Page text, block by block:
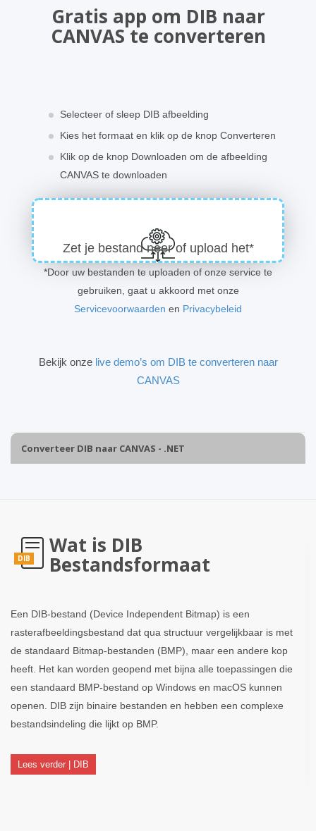
Gratis app om DIB naar
CANVAS te converteren
Selecteer of sleep DIB afbeelding
Kies het formaat en klik op de knop Converteren
Klik op de knop Downloaden om de afbeelding
CANVAS te downloaden
Zet je bestand neer of upload het*
*Door uw bestanden te uploaden of onze service te
gebruiken, gaat u akkoord met onze
Servicevoorwaarden en Privacybeleid
Bekijk onze live demo’s om DIB te converteren naar
CANVAS
Converteer DIB naar CANVAS - .NET
DIB
Wat is DIB
Bestandsformaat
Een DIB-bestand (Device Independent Bitmap) is een
rasterafbeeldingsbestand dat qua structuur vergelijkbaar is met
de standaard Bitmap-bestanden (BMP), maar een andere kop
heeft. Het kan worden geopend met bijna alle toepassingen die
een standaard BMP-bestand op Windows en macOS kunnen
openen. DIB zijn binaire bestanden en hebben een complexe
bestandsindeling die lijkt op BMP.
Lees verder | DIB